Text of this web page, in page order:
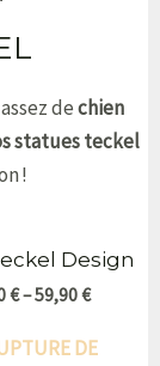
dechien
statues teckel
!
Design
€–59,90€
DE